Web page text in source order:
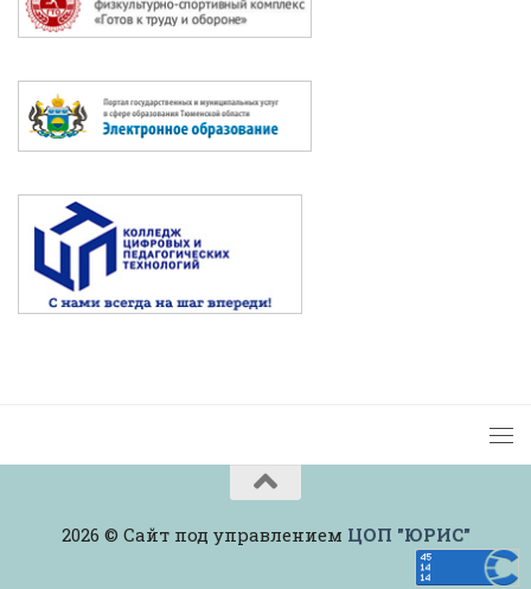
2026 © Сайт под управлением ЦОП "ЮРИС"